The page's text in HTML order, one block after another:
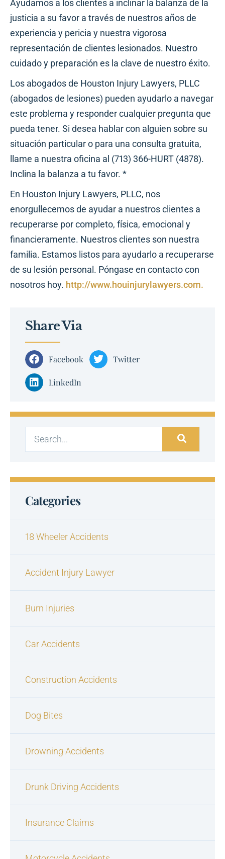
Ayudamos a los clientes a inclinar la balanza de la
justicia a su favor a través de nuestros años de
experiencia y pericia y nuestra vigorosa
representación de clientes lesionados. Nuestro
cuidado y preparación es la clave de nuestro éxito.
Los abogados de Houston Injury Lawyers, PLLC
(abogados de lesiones) pueden ayudarlo a navegar
este problema y responder cualquier pregunta que
pueda tener. Si desea hablar con alguien sobre su
situación particular o para una consulta gratuita,
llame a nuestra oficina al (713) 366-HURT (4878).
Inclina la balanza a tu favor. *
En Houston Injury Lawyers, PLLC, nos
enorgullecemos de ayudar a nuestros clientes a
recuperarse por completo, física, emocional y
financieramente. Nuestros clientes son nuestra
familia. Estamos listos para ayudarlo a recuperarse
de su lesión personal. Póngase en contacto con
nosotros hoy. http://www.houinjurylawyers.com.
Share Via
Facebook Twitter
LinkedIn
Categories
18 Wheeler Accidents
Accident Injury Lawyer
Burn Injuries
Car Accidents
Construction Accidents
Dog Bites
Drowning Accidents
Drunk Driving Accidents
Insurance Claims